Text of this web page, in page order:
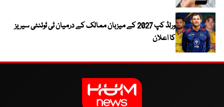
ورلڈ کپ 2027 کے میزبان ممالک کے درمیان ٹی ٹوئنٹی سیریز
کا اعلان